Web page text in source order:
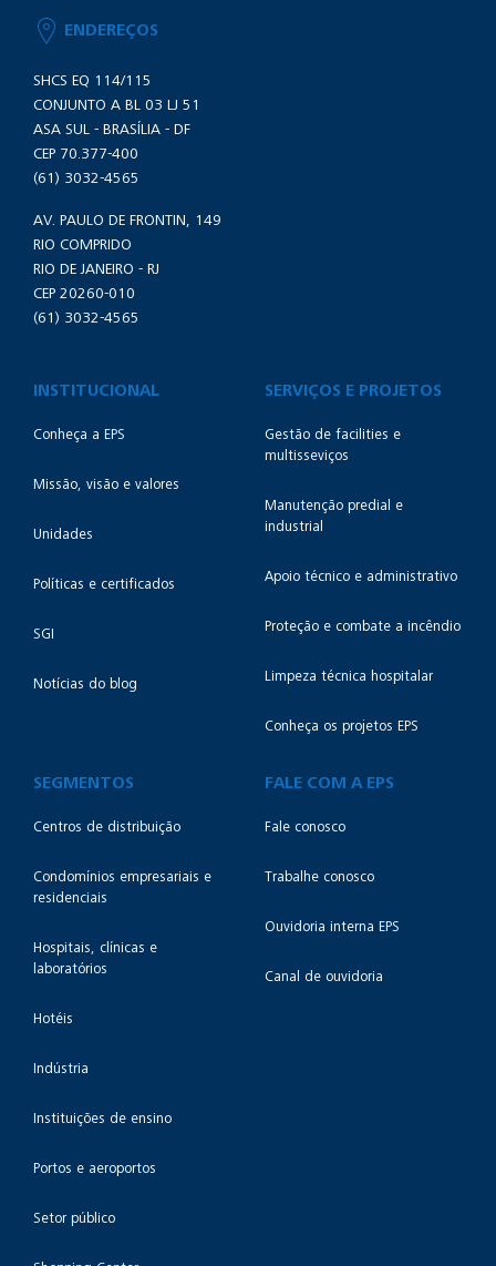
ENDEREÇOS
SHCS EQ 114/115
CONJUNTO A BL 03 LJ 51
ASA SUL - BRASÍLIA - DF
CEP 70.377-400
(61) 3032-4565
AV. PAULO DE FRONTIN, 149
RIO COMPRIDO
RIO DE JANEIRO - RJ
CEP 20260-010
(61) 3032-4565
INSTITUCIONAL
Conheça a EPS
Missão, visão e valores
Unidades
Políticas e certificados
SGI
Notícias do blog
SERVIÇOS E PROJETOS
Gestão de facilities e
multisseviços
Manutenção predial e
industrial
Apoio técnico e administrativo
Proteção e combate a incêndio
Limpeza técnica hospitalar
Conheça os projetos EPS
SEGMENTOS
Centros de distribuição
Condomínios empresariais e
residenciais
Hospitais, clínicas e
laboratórios
Hotéis
Indústria
Instituições de ensino
Portos e aeroportos
Setor público
FALE COM A EPS
Fale conosco
Trabalhe conosco
Ouvidoria interna EPS
Canal de ouvidoria